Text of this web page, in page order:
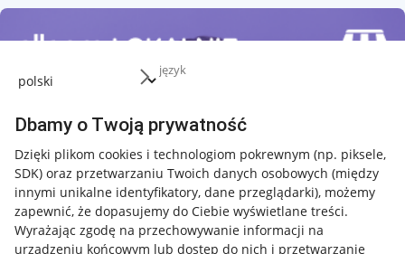
język
Dbamy o Twoją prywatność
Dzięki plikom cookies i technologiom pokrewnym (np. piksele,
SDK) oraz przetwarzaniu Twoich danych osobowych (między
innymi unikalne identyfikatory, dane przeglądarki), możemy
zapewnić, że dopasujemy do Ciebie wyświetlane treści.
Wyrażając zgodę na przechowywanie informacji na
urządzeniu końcowym lub dostęp do nich i przetwarzanie